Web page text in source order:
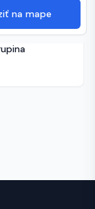
na mape
1,96 ha